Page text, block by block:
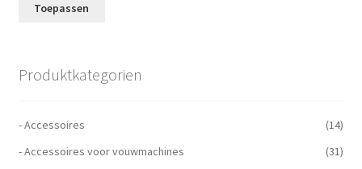
Toepassen
Produktkategorien
- Accessoires
(14)
- Accessoires voor vouwmachines
(31)